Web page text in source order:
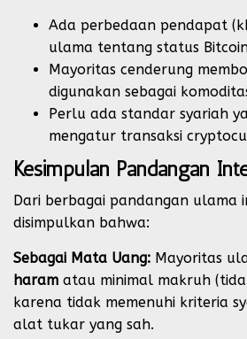
Ada perbedaan pendapat
ulama tentang status
Mayoritas cenderung
digunakan sebagai
Perlu ada standar syariah
mengatur transaksi
Kesimpulan Pandangan
Dari berbagai pandangan ulama
disimpulkan bahwa:
Sebagai Mata Uang: Mayoritas
haram atau minimal makruh
karena tidak memenuhi kriteria
alat tukar yang sah.